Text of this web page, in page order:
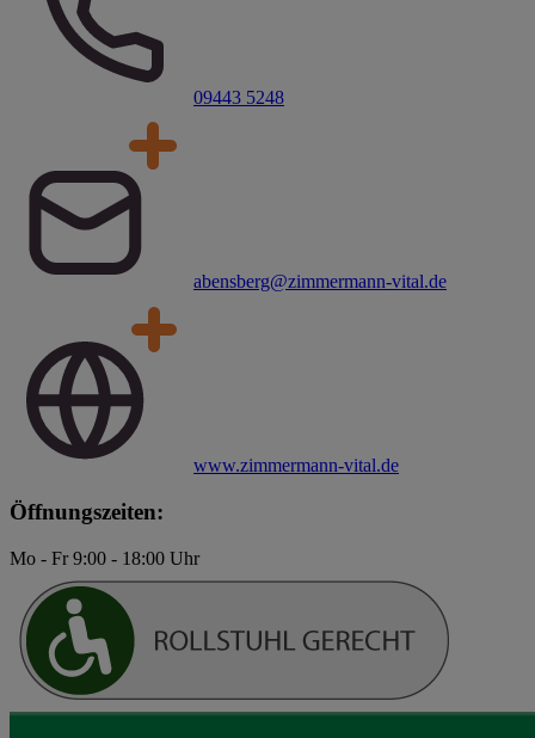
09443 5248
abensberg@zimmermann-vital.de
www.zimmermann-vital.de
Öffnungszeiten:
Mo - Fr 9:00 - 18:00 Uhr